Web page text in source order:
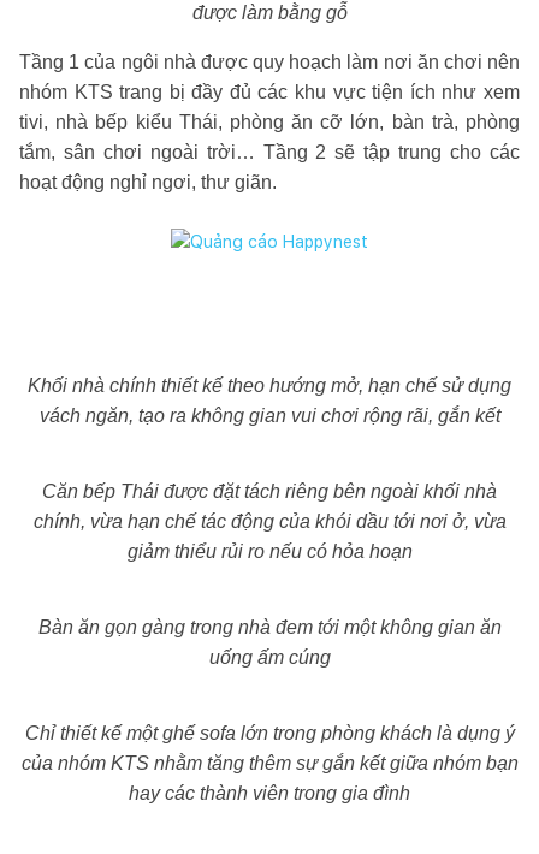
được làm bằng gỗ
Tầng 1 của ngôi nhà được quy hoạch làm nơi ăn chơi nên
nhóm KTS trang bị đầy đủ các khu vực tiện ích như xem
tivi, nhà bếp kiểu Thái, phòng ăn cỡ lớn, bàn trà, phòng
tắm, sân chơi ngoài trời… Tầng 2 sẽ tập trung cho các
hoạt động nghỉ ngơi, thư giãn.
Khối nhà chính thiết kế theo hướng mở, hạn chế sử dụng
vách ngăn, tạo ra không gian vui chơi rộng rãi, gắn kết
Căn bếp Thái được đặt tách riêng bên ngoài khối nhà
chính, vừa hạn chế tác động của khói dầu tới nơi ở, vừa
giảm thiểu rủi ro nếu có hỏa hoạn
Bàn ăn gọn gàng trong nhà đem tới một không gian ăn
uống ấm cúng
Chỉ thiết kế một ghế sofa lớn trong phòng khách là dụng ý
của nhóm KTS nhằm tăng thêm sự gắn kết giữa nhóm bạn
hay các thành viên trong gia đình